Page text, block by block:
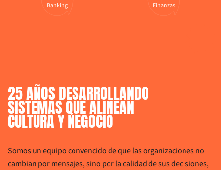
Banking Finanzas
25 AÑOS DESARROLLANDO
SISTEMAS QUE ALINEAN
CULTURA Y NEGOCIO
Somos un equipo convencido de que las organizaciones no
cambian por mensajes, sino por la calidad de sus decisiones,